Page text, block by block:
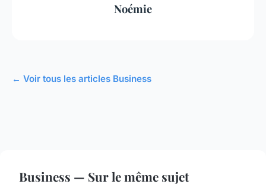
Noémie
← Voir tous les articles Business
Business — Sur le même sujet